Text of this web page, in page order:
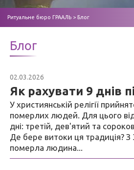
Ритуальне бюро ГРААЛЬ > Блог
Блог
02.03.2026
Як рахувати 9 днів
У християнській релігії
померлих людей. Для цього
дні: третій, дев'ятий та
Де бере витоки ця традиція? З
померла людина...